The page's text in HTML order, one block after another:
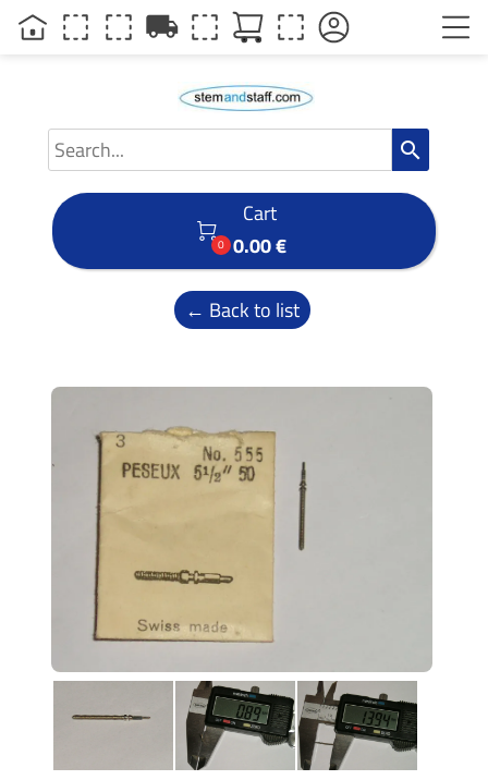
search

0
Cart
0.00 €
← Back to list
local_shipping